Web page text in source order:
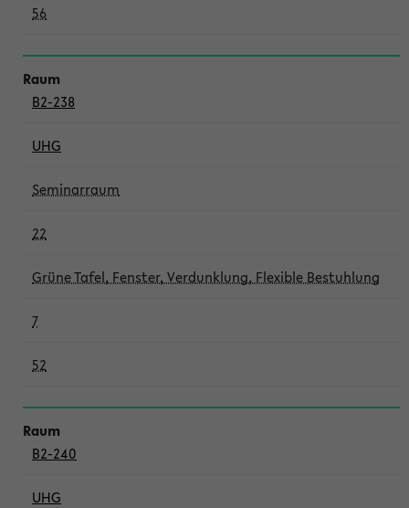
56
B2-238
UHG
Seminarraum
22
Grüne Tafel, Fenster, Verdunklung, Flexible Bestuhlung
7
52
B2-240
UHG